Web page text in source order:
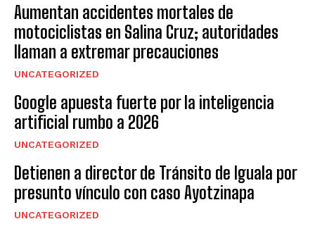
Aumentan accidentes mortales de
motociclistas en Salina Cruz; autoridades
llaman a extremar precauciones
UNCATEGORIZED
Google apuesta fuerte por la inteligencia
artificial rumbo a 2026
UNCATEGORIZED
Detienen a director de Tránsito de Iguala por
presunto vínculo con caso Ayotzinapa
UNCATEGORIZED